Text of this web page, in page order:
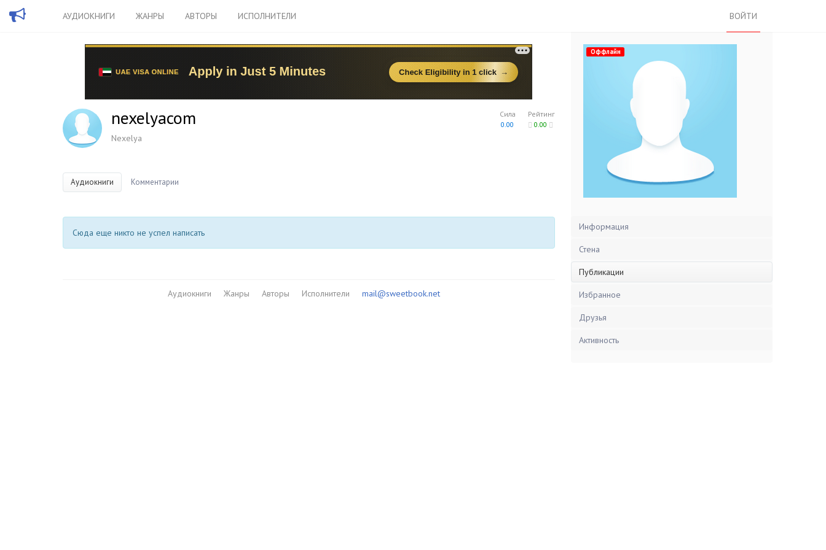
АУДИОКНИГИ ЖАНРЫ АВТОРЫ ИСПОЛНИТЕЛИ ВОЙТИ
Рейтинг
0.00
Сила
0.00
nexelyacom
Nexelya
Аудиокниги Комментарии
Сюда еще никто не успел написать
Аудиокниги Жанры Авторы Исполнители mail@sweetbook.net
Оффлайн
Информация
Стена
Публикации
Избранное
Друзья
Активность